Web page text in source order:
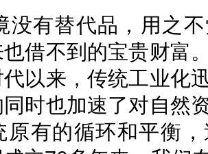
没有替代品，用之
借不到的宝贵财富
以来，传统工业化
时也加速了对自然
原有的循环和平衡